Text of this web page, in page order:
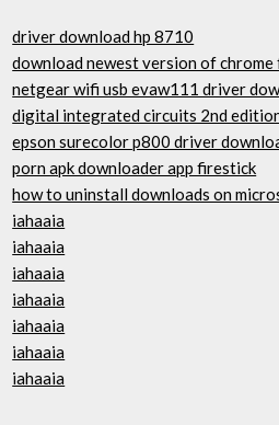
driver download hp 8710
download newest version of chrome
netgear wifi usb evaw111 driver
digital integrated circuits 2nd
epson surecolor p800 driver
porn apk downloader app firestick
how to uninstall downloads on
iahaaia
iahaaia
iahaaia
iahaaia
iahaaia
iahaaia
iahaaia